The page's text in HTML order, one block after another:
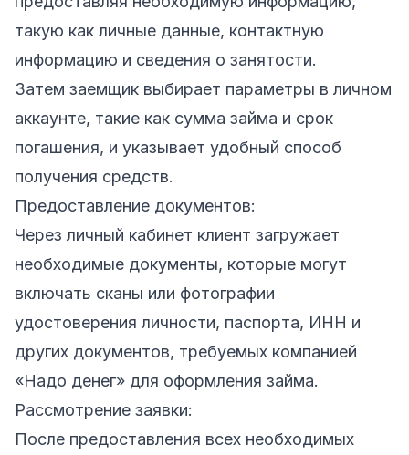
такую как личные данные, контактную
информацию и сведения о занятости.
Затем заемщик выбирает параметры в личном
аккаунте, такие как сумма займа и срок
погашения, и указывает удобный способ
получения средств.
Предоставление документов:
Через личный кабинет клиент загружает
необходимые документы, которые могут
включать сканы или фотографии
удостоверения личности, паспорта, ИНН и
других документов, требуемых компанией
«Надо денег» для оформления займа.
Рассмотрение заявки:
После предоставления всех необходимых